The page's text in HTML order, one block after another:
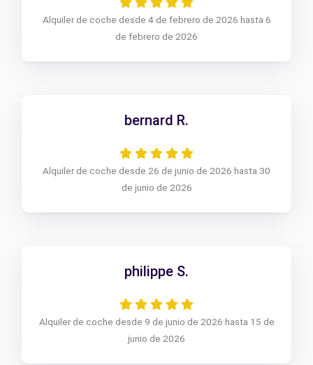
Alquiler de coche desde 4 de febrero de 2026 hasta 6
de febrero de 2026
bernard R.
Alquiler de coche desde 26 de junio de 2026 hasta 30
de junio de 2026
philippe S.
Alquiler de coche desde 9 de junio de 2026 hasta 15 de
junio de 2026